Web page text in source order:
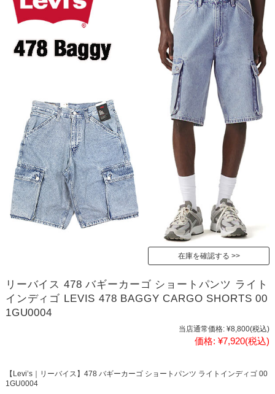
在庫を確認する
リーバイス 478 バギーカーゴ ショートパンツ ライト
インディゴ LEVIS 478 BAGGY CARGO SHORTS 00
1GU0004
当店通常価格: ¥8,800(税込)
価格: ¥7,920(税込)
【Levi’s｜リーバイス】478 バギーカーゴ ショートパンツ ライトインディゴ 00
1GU0004